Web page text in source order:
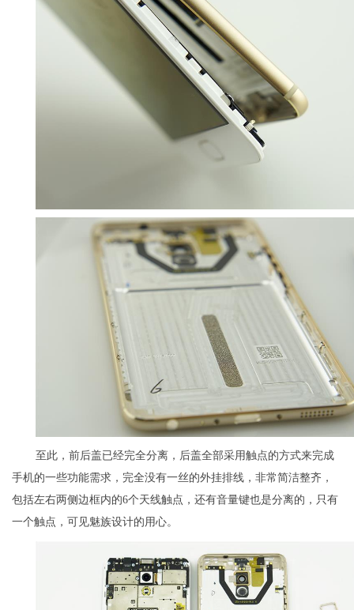
至此，前后盖已经完全分离，后盖全部采用触点的方式来完成
手机的一些功能需求，完全没有一丝的外挂排线，非常简洁整齐，
包括左右两侧边框内的6个天线触点，还有音量键也是分离的，只有
一个触点，可见魅族设计的用心。